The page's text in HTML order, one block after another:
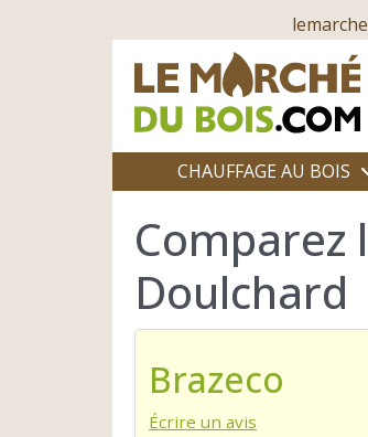
CHAUFFAGE AU BOIS
Comparez
Doulchard
Brazeco
Écrire un avis